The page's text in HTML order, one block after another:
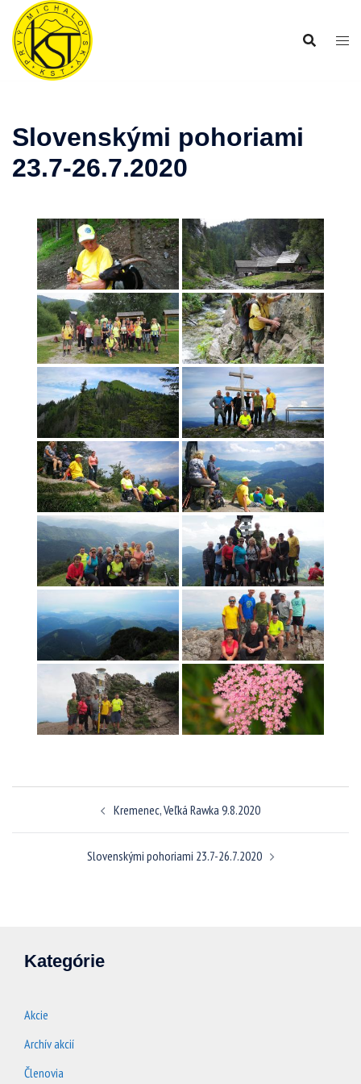
Preskočiť
obsah
Slovenskými pohoriami
23.7-26.7.2020
Kremenec, Veľká Rawka 9.8.2020
Slovenskými pohoriami 23.7-26.7.2020
Kategórie
Akcie
Archív akcií
Členovia